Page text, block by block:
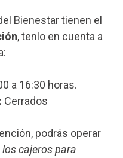
Bienestar tienen el
, tenlo en cuenta a
a 16:30 horas.
Cerrados
podrás operar
cajeros para